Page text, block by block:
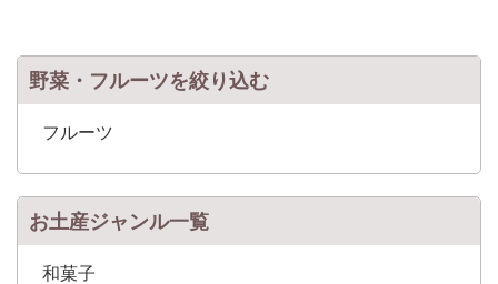
野菜・フルーツを絞り込む
フルーツ
お土産ジャンル一覧
和菓子